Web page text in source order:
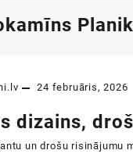
24 februāris, 2026
dizains,
un drošu risinājumu